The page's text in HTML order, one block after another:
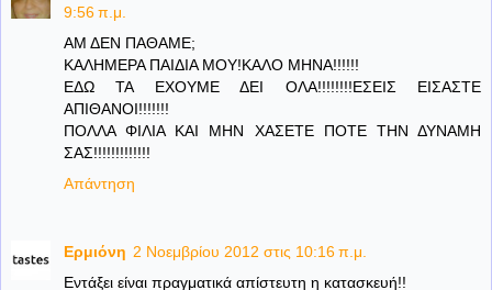
9:56 π.μ.
ΑΜ ΔΕΝ ΠΑΘΑΜΕ;
ΚΑΛΗΜΕΡΑ ΠΑΙΔΙΑ ΜΟΥ!ΚΑΛΟ ΜΗΝΑ!!!!!!
ΕΔΩ ΤΑ ΕΧΟΥΜΕ ΔΕΙ ΟΛΑ!!!!!!!!ΕΣΕΙΣ ΕΙΣΑΣΤΕ
ΑΠΙΘΑΝΟΙ!!!!!!!
ΠΟΛΛΑ ΦΙΛΙΑ ΚΑΙ ΜΗΝ ΧΑΣΕΤΕ ΠΟΤΕ ΤΗΝ ΔΥΝΑΜΗ
ΣΑΣ!!!!!!!!!!!!!
Απάντηση
Ερμιόνη 2 Νοεμβρίου 2012 στις 10:16 π.μ.
Εντάξει είναι πραγματικά απίστευτη η κατασκευή!!